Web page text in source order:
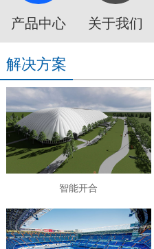
产品中心 关于我们
解决方案
智能开合